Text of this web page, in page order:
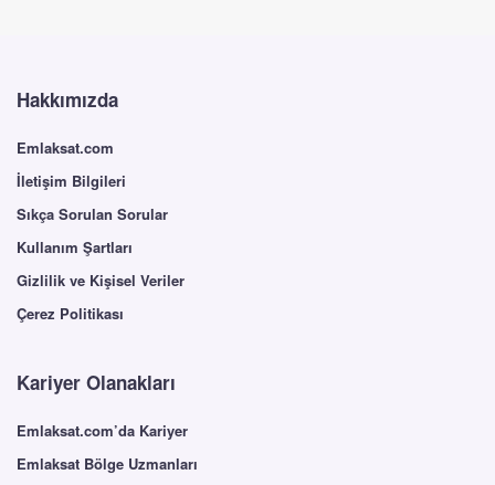
Hakkımızda
Emlaksat.com
İletişim Bilgileri
Sıkça Sorulan Sorular
Kullanım Şartları
Gizlilik ve Kişisel Veriler
Çerez Politikası
Kariyer Olanakları
Emlaksat.com’da Kariyer
Emlaksat Bölge Uzmanları